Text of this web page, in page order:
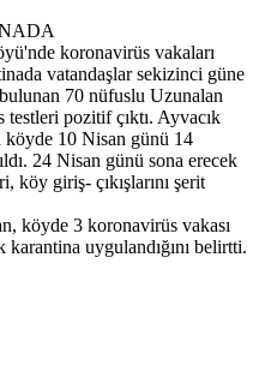
koronavirüs vakaları
vatandaşlar sekizinci güne
70 nüfuslu Uzunalan
pozitif çıktı. Ayvacık
köyde 10 Nisan günü 14
24 Nisan günü sona erecek
köy giriş- çıkışlarını şerit
köyde 3 koronavirüs vakası
uygulandığını belirtti.